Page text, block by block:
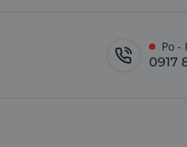
Po -
0917